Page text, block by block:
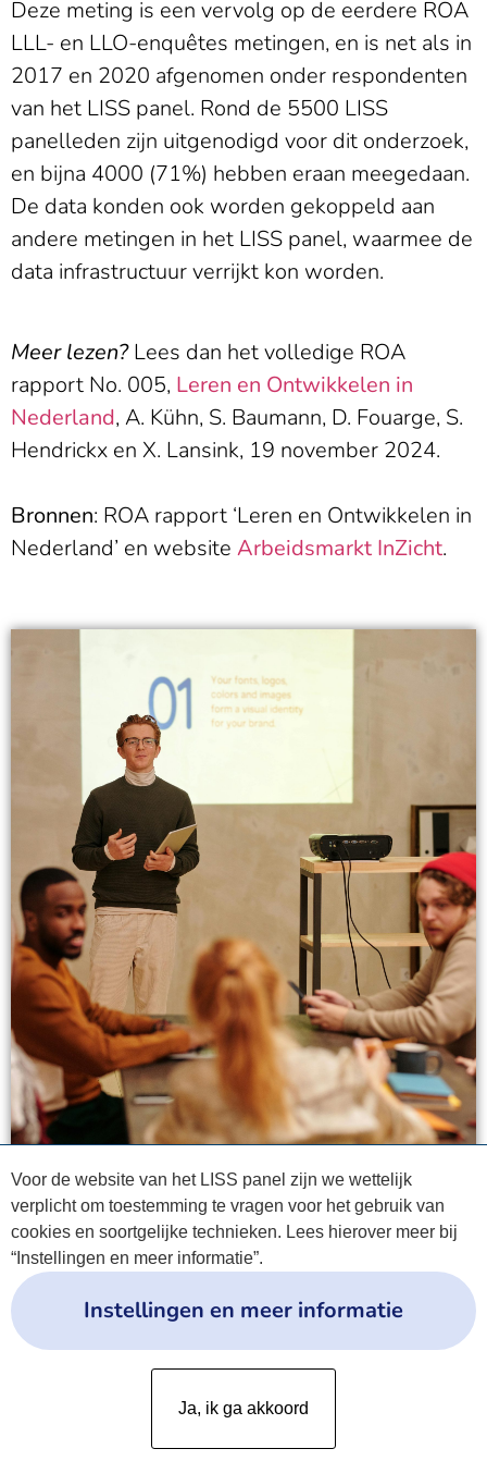
Voor de website van het LISS panel zijn we wettelijk
verplicht om toestemming te vragen voor het gebruik van
cookies en soortgelijke technieken. Lees hierover meer bij
“Instellingen en meer informatie”.
Instellingen en meer informatie
Ja, ik ga akkoord
Deze meting is een vervolg op de eerdere ROA
LLL- en LLO-enquêtes metingen, en is net als in
2017 en 2020 afgenomen onder respondenten
van het LISS panel. Rond de 5500 LISS
panelleden zijn uitgenodigd voor dit onderzoek,
en bijna 4000 (71%) hebben eraan meegedaan.
De data konden ook worden gekoppeld aan
andere metingen in het LISS panel, waarmee de
data infrastructuur verrijkt kon worden.
Meer lezen?Lees dan het volledige ROA
rapport No. 005, Leren en Ontwikkelen in
Nederland, A. Kühn, S. Baumann, D. Fouarge, S.
Hendrickx en X. Lansink, 19 november 2024.
Bronnen: ROA rapport ‘Leren en Ontwikkelen in
Nederland’ en website Arbeidsmarkt InZicht.
Privacyverklaring
Cookies